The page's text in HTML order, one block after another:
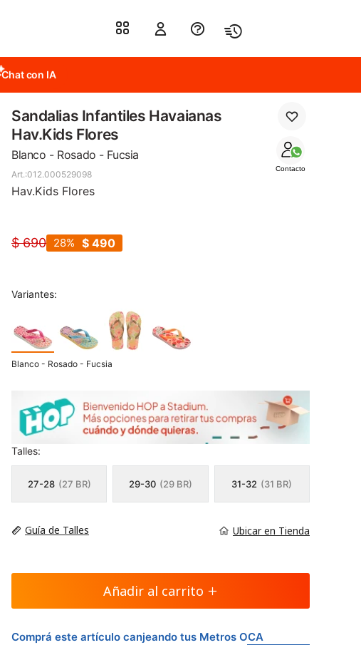
Chat con IA
Sandalias Infantiles Havaianas
Hav.Kids Flores
Blanco - Rosado - Fucsia
Contacto
012.000529098
Hav.Kids Flores
$ 690 $ 490
28
Variantes:
Blanco - Rosado - Fucsia
Talles:
27-28 (27 BR) 29-30 (29 BR) 31-32 (31 BR)
Guía de Talles Ubicar en Tienda
Añadir al carrito
Comprá este artículo canjeando tus Metros OCA